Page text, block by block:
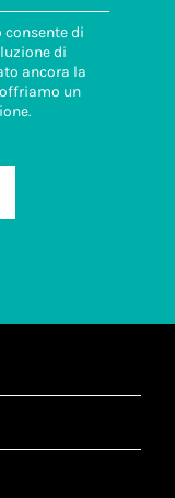
consente di
di
ancora la
un